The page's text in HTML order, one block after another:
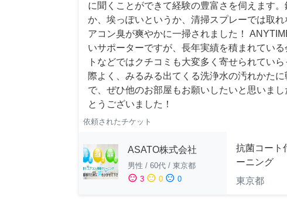
に聞くことができて経験の豊富さを伺えます。
か、埃っぽいというか、清掃スプレーでは取
アコン臭が爽やかに一掃されました！
いサポーターですが、長年実績を積まれている
トなどではクチコミも大変多く寄せられてい
際よく、みるみる出てくる洗浄水の汚れかた
で、ぜひ他のお部屋もお願いしたいと思いま
とうございました！
依頼されたチケット
ASATO株式会社
男性 / 60代 / 東京都
sentiment_satisfied 3 sentiment_neutral 0 sentiment_dissatisfied 0
抗菌コート
ーニング
東京都